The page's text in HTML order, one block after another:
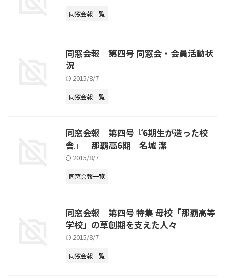
同窓会報一覧
同窓会報 第四号 同窓会・会員活動状
況
2015/8/7
同窓会報一覧
同窓会報 第四号『6期生が造った校
舎』 那覇高6期 名城 潔
2015/8/7
同窓会報一覧
同窓会報 第四号 特集 母校「那覇高等
学校」の草創期を支えた人々
2015/8/7
同窓会報一覧